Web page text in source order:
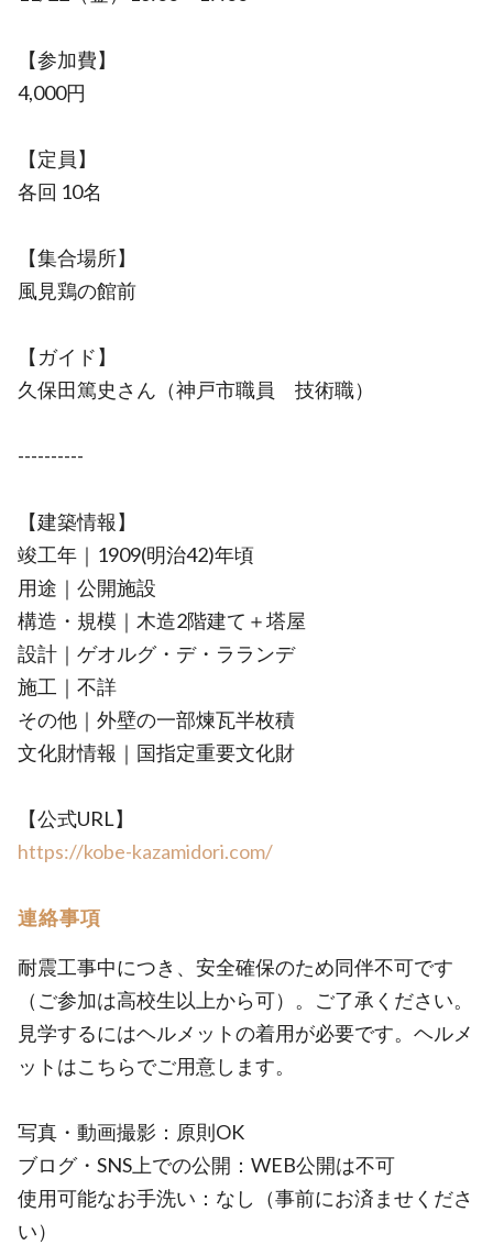
【参加費】
4,000円
【定員】
各回 10名
【集合場所】
風見鶏の館前
【ガイド】
久保田篤史さん（神戸市職員 技術職）
----------
【建築情報】
竣工年｜1909(明治42)年頃
用途｜公開施設
構造・規模｜木造2階建て＋塔屋
設計｜ゲオルグ・デ・ラランデ
施工｜不詳
その他｜外壁の一部煉瓦半枚積
文化財情報｜国指定重要文化財
【公式URL】
https://kobe-kazamidori.com/
連絡事項
耐震工事中につき、安全確保のため同伴不可です
（ご参加は高校生以上から可）。ご了承ください。
見学するにはヘルメットの着用が必要です。ヘルメ
ットはこちらでご用意します。
写真・動画撮影：原則OK
ブログ・SNS上での公開：WEB公開は不可
使用可能なお手洗い：なし（事前にお済ませくださ
い）